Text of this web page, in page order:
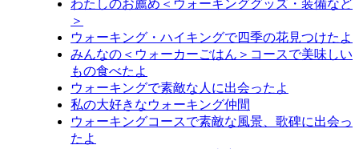
わたしのお薦め＜ウォーキンググッズ・装備など
＞
ウォーキング・ハイキングで四季の花見つけたよ
みんなの＜ウォーカーごはん＞コースで美味しい
もの食べたよ
ウォーキングで素敵な人に出会ったよ
私の大好きなウォーキング仲間
ウォーキングコースで素敵な風景、歌碑に出会っ
たよ